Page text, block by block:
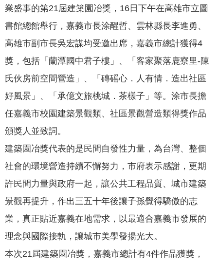
政
府
訊
公
抗
旱
節
水
區
站
導
覽
回
頁
業盛事的第21屆建築園冶獎，16日下午在高雄市立圖
書館總館舉行，嘉義市長涂醒哲、雲林縣長李進勇、
高雄市副市長吳宏謀均受邀出席，嘉義市總計獲得4
獎，包括「蘭潭國中君子樓」、「客家聚落鹿寮里-陳
氏伙房前空間營造」、「磚磘心．人有情．造出社區
好風景」、「承億文旅桃城．茶樣子」等。涂市長擔
任嘉義市校園建築景觀類、社區景觀營造類得獎作品
頒獎人並致詞。
建築園冶獎代表的是民間自發性力量，為台灣、整個
社會的環境營造持續不懈努力，市府表示感謝，更期
許民間力量與政府一起，讓公共工程品質、城市建築
景觀再提升，作出三五十年後讓子孫覺得驕傲的志
業，真正貼近嘉義在地需求，以最適合嘉義市發展的
理念與國際接軌，讓城市美學發揚光大。
本次21屆建築園冶獎，嘉義市總計有4件作品獲獎，